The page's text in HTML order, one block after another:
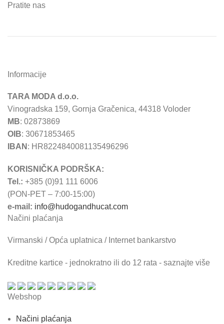
Pratite nas
Informacije
TARA MODA d.o.o.
Vinogradska 159, Gornja Gračenica, 44318 Voloder
MB: 02873869
OIB: 30671853465
IBAN : HR8224840081135496296
KORISNIČKA PODRŠKA:
Tel.: +385 (0)91 111 6006
(PON-PET – 7:00-15:00)
e-mail: info@hudogandhucat.com
Načini plaćanja
Virmanski / Opća uplatnica / Internet bankarstvo
Kreditne kartice - jednokratno ili do 12 rata - saznajte više
Webshop
Načini plaćanja